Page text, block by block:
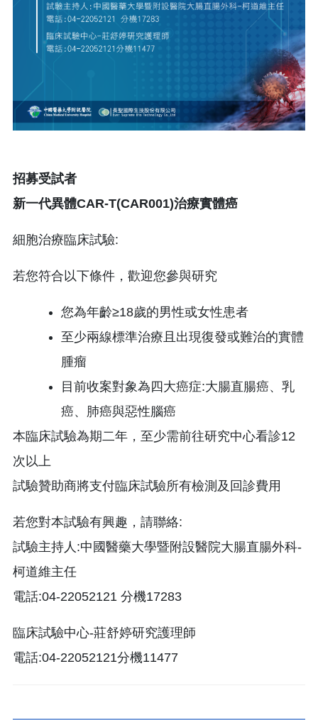
招募受試者
新一代異體CAR-T(CAR001)治療實體癌
細胞治療臨床試驗:
若您符合以下條件，歡迎您參與研究
您為年齡≥18歲的男性或女性患者
至少兩線標準治療且出現復發或難治的實體
腫瘤
目前收案對象為四大癌症:大腸直腸癌、乳
癌、肺癌與惡性腦癌
本臨床試驗為期二年，至少需前往研究中心看診12
次以上
試驗贊助商將支付臨床試驗所有檢測及回診費用
若您對本試驗有興趣，請聯絡:
試驗主持人:中國醫藥大學暨附設醫院大腸直腸外科-
柯道維主任
電話:04-22052121 分機17283
臨床試驗中心-莊舒婷研究護理師
電話:04-22052121分機11477